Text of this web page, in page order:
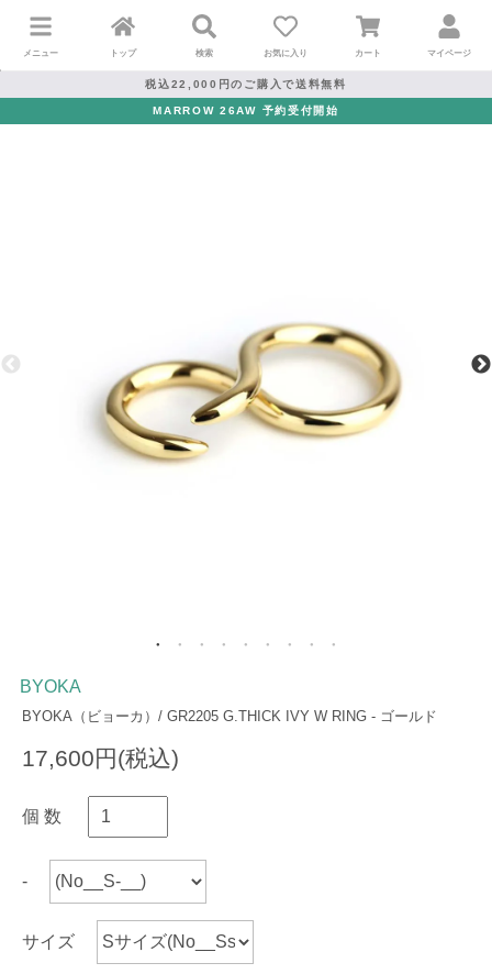
メニュー トップ 検索 お気に入り カート マイページ
税込22,000円のご購入で送料無料
MARROW 26AW 予約受付開始
BYOKA
BYOKA（ビョーカ）/ GR2205 G.THICK IVY W RING - ゴールド
17,600円(税込)
個 数
-
サイズ